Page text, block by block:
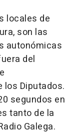
locales de
son las
autonómicas
del
los Diputados.
segundos en
tanto de la
Galega.